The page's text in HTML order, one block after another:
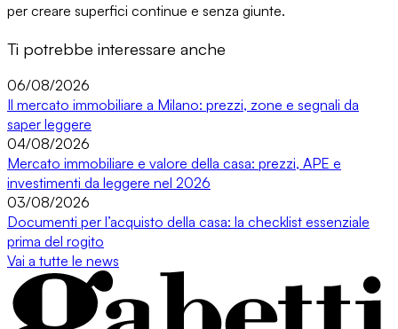
per creare superfici continue e senza giunte.
Ti potrebbe interessare anche
06/08/2026
Il mercato immobiliare a Milano: prezzi, zone e segnali da
saper leggere
04/08/2026
Mercato immobiliare e valore della casa: prezzi, APE e
investimenti da leggere nel 2026
03/08/2026
Documenti per l’acquisto della casa: la checklist essenziale
prima del rogito
Vai a tutte le news